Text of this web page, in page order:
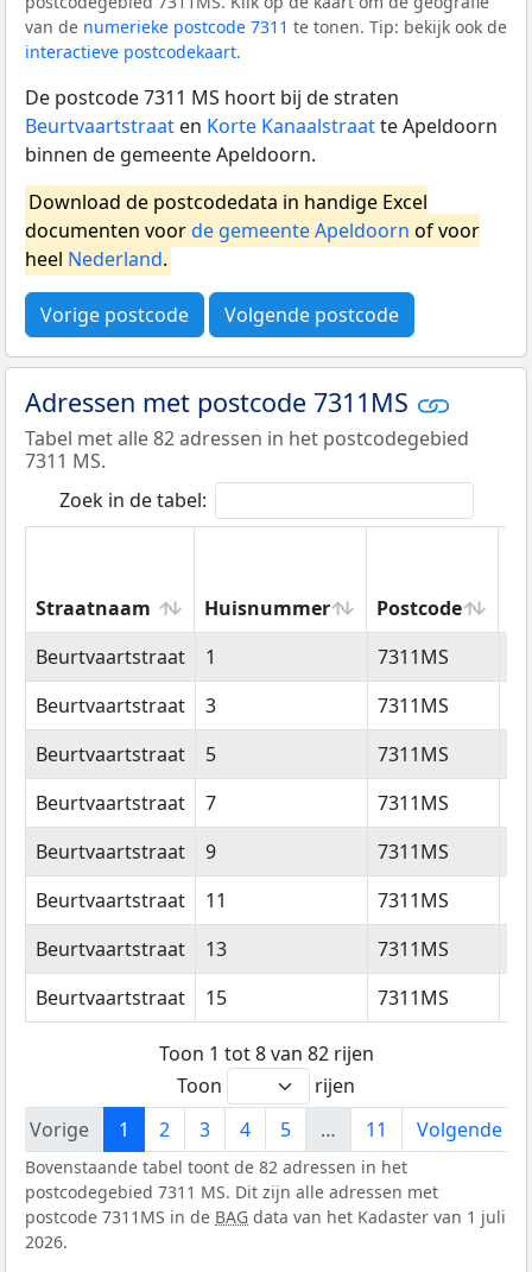
van de numerieke postcode 7311 te tonen. Tip: bekijk ook de
interactieve postcodekaart.
De postcode 7311 MS hoort bij de straten
Beurtvaartstraat en Korte Kanaalstraatte Apeldoorn
binnen de gemeente Apeldoorn.
Download de postcodedata in handige Excel
documenten voorde gemeente Apeldoorn of voor
heel Nederland.
Vorige postcode Volgende postcode
Adressen met postcode 7311MS
Tabel met alle 82 adressen in het postcodegebied
7311 MS.
Zoek in de tabel:
Straatnaam Huisnummer Postcode
Straatnaam
Huisnummer Postcode
Beurtvaartstraat 1 7311MS
Beurtvaartstraat
3 7311MS
Beurtvaartstraat
5 7311MS
Beurtvaartstraat
7 7311MS
Beurtvaartstraat
9 7311MS
Beurtvaartstraat
11 7311MS
Beurtvaartstraat
13 7311MS
Beurtvaartstraat
15 7311MS
Toon 1 tot 8 van 82 rijen
Toon
rijen
Vorige
1 2 3 4 5 … 11 Volgende
Bovenstaande tabel toont de 82 adressen in het
postcodegebied 7311 MS. Dit zijn alle adressen met
postcode 7311MS in de BAG data van het Kadaster van 1 juli
2026.